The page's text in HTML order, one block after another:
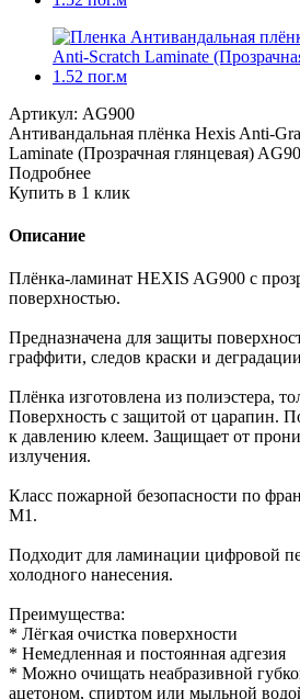
Артикул: AG900
Антивандальная плёнка Hexis Anti-
Laminate (Прозрачная глянцевая)
Подробнее
Купить в 1 клик
Описание
Плёнка-ламинат HEXIS AG900 с
поверхностью.
Предназначена для защиты
граффити, следов краски и
Плёнка изготовлена из полиэстера,
Поверхность с защитой от царапин.
к давлению клеем. Защищает от
излучения.
Класс пожарной безопасности по
М1.
Подходит для ламинации цифровой
холодного нанесения.
Преимущества:
* Лёгкая очистка поверхности
* Немедленная и постоянная адгезия
* Можно очищать неабразивной
ацетоном, спиртом или мыльной